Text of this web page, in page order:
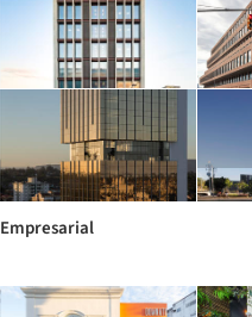
Empresarial